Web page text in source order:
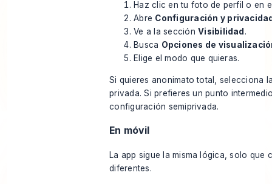
Haz clic en tu foto de perfil o en
Abre Configuración y
Ve a la secciónVisibilidad .
Busca Opciones de
Elige el modo que quieras.
Si quieres anonimato total, selecciona
privada. Si prefieres un punto
configuración semiprivada.
En móvil
La app sigue la misma lógica, solo que
diferentes.